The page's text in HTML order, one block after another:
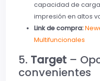
capacidad de
impresión en altos
Link de compra:
Multifuncionales
5. Target –
convenientes